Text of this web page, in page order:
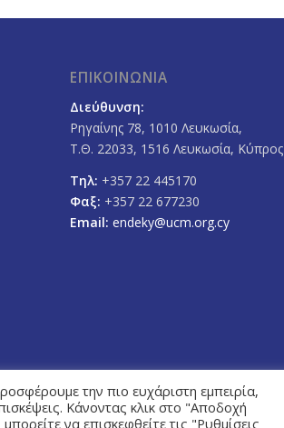
ΕΠΙΚΟΙΝΩΝΙΑ
Διεύθυνση:
Ρηγαίνης 78, 1010 Λευκωσία,
Τ.Θ. 22033, 1516 Λευκωσία, Κύπρος
Τηλ: +357 22 445170
Φαξ: +357 22 677230
Email: endeky@ucm.org.cy
την πιο ευχάριστη εμπειρία,
Κάνοντας κλικ στο "Αποδοχή
να επισκεφθείτε τις "Ρυθμίσεις